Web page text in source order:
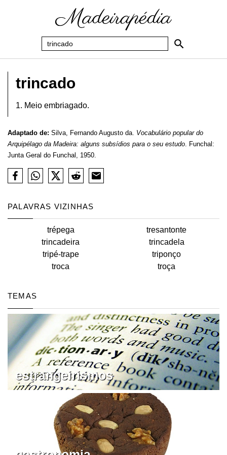
trincado
1. Meio embriagado.
Adaptado de: Silva, Fernando Augusto da. Vocabulário popular do
Arquipélago da Madeira: alguns subsídios para o seu estudo. Funchal:
Junta Geral do Funchal, 1950.
PALAVRAS VIZINHAS
trépega
tresantonte
trincadeira
trincadela
tripé-trape
triponço
troca
troça
TEMAS
estrangeirismos